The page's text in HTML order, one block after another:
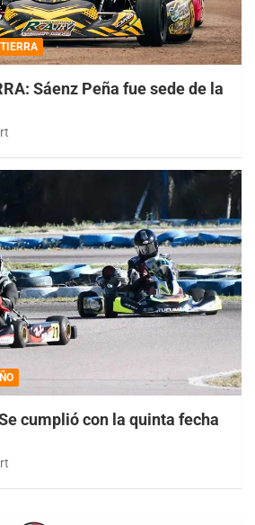
Sáenz Peña fue sede de la
cumplió con la quinta fecha